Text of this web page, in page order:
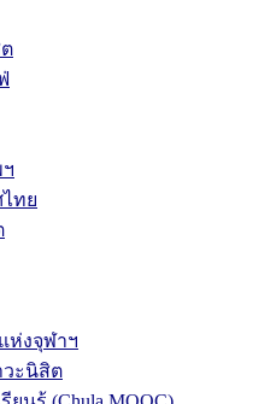
ทย
ห่งจุฬาฯ
วะนิสิต